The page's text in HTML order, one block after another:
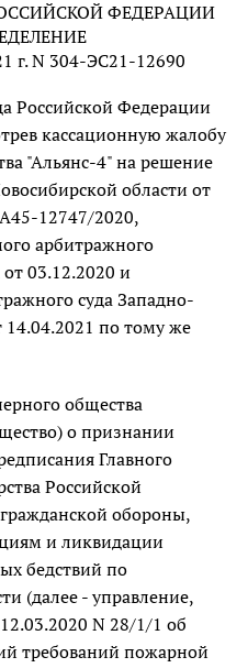
ФЕДЕРАЦИИ
г. N 304-ЭС21-12690
Российской Федерации
кассационную жалобу
"Альянс-4" на решение
области от
12747/2020,
арбитражного
03.12.2020 и
суда Западно-
14.04.2021 по тому же
общества
о признании
Главного
Российской
обороны,
и ликвидации
бедствий по
(далее - управление,
N 28/1/1 об
требований пожарной